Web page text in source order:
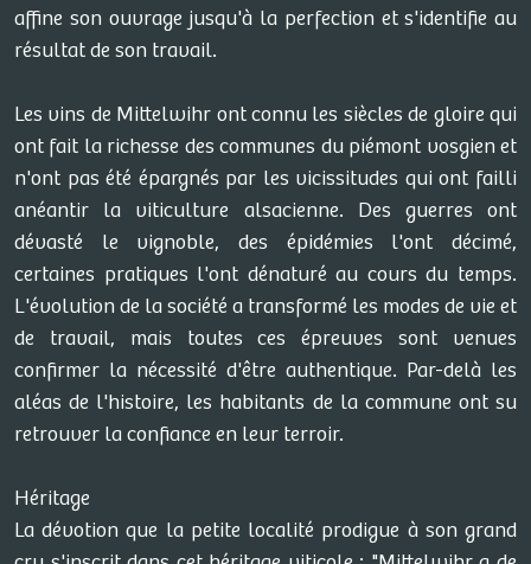
affine son ouvrage jusqu'à la perfection et s'identifie au
résultat de son travail.
Les vins de Mittelwihr ont connu les siècles de gloire qui
ont fait la richesse des communes du piémont vosgien et
n'ont pas été épargnés par les vicissitudes qui ont failli
anéantir la viticulture alsacienne. Des guerres ont
dévasté le vignoble, des épidémies l'ont décimé,
certaines pratiques l'ont dénaturé au cours du temps.
L'évolution de la société a transformé les modes de vie et
de travail, mais toutes ces épreuves sont venues
confirmer la nécessité d'être authentique. Par-delà les
aléas de l'histoire, les habitants de la commune ont su
retrouver la confiance en leur terroir.
Héritage
La dévotion que la petite localité prodigue à son grand